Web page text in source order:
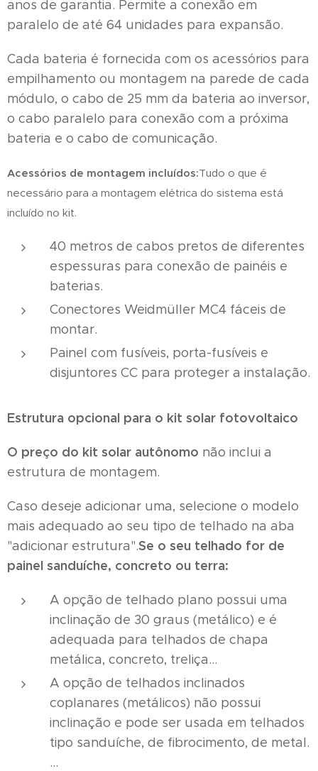
anos de garantia. Permite a conexão em
paralelo de até 64 unidades para expansão.
Cada bateria é fornecida com os acessórios para
empilhamento ou montagem na parede de cada
módulo, o cabo de 25 mm da bateria ao inversor,
o cabo paralelo para conexão com a próxima
bateria e o cabo de comunicação.
Acessórios de montagem incluídos:Tudo o que é
necessário para a montagem elétrica do sistema está
incluído no kit.
40 metros de cabos pretos de diferentes
espessuras para conexão de painéis e
baterias.
Conectores Weidmüller MC4 fáceis de
montar.
Painel com fusíveis, porta-fusíveis e
disjuntores CC para proteger a instalação.
Estrutura opcional para o kit solar fotovoltaico
O preço do kit solar autônomo não inclui a
estrutura de montagem.
Caso deseje adicionar uma, selecione o modelo
mais adequado ao seu tipo de telhado na aba
"adicionar estrutura".Se o seu telhado for de
painel sanduíche, concreto ou terra:
A opção de telhado plano possui uma
inclinação de 30 graus (metálico) e é
adequada para telhados de chapa
metálica, concreto, treliça...
A opção de telhados inclinados
coplanares (metálicos) não possui
inclinação e pode ser usada em telhados
tipo sanduíche, de fibrocimento, de metal.
…